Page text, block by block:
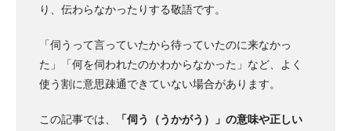
り、伝わらなかったりする敬語です。
「伺うって言っていたから待っていたのに来なかっ
た」「何を伺われたのかわからなかった」など、よく
使う割に意思疎通できていない場合があります。
この記事では、
「伺う（うかがう）」の意味や正しい